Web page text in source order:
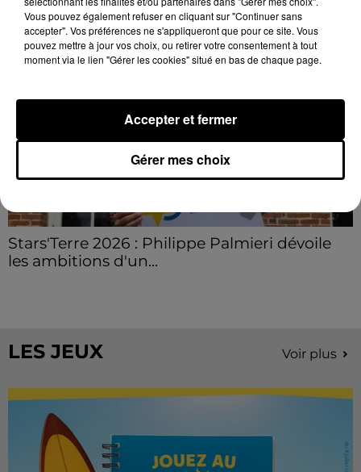
Stars'Terre 2026 : Philippe Palmieri dévoile
les ambitions d'un...
LES JEUX Voir plus
Vous pouvez également refuser en cliquant sur "Continuer sans
accepter". Vos préférences ne s'appliqueront que pour ce site. Vous
pouvez mettre à jour vos choix, ou retirer votre consentement à tout
moment via le lien "Gérer les cookies" situé en bas de chaque page.
Gérer mes choix
Accepter et fermer